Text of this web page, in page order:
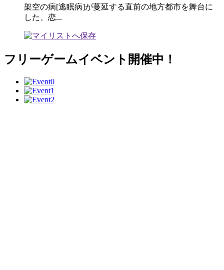
架空の病[逃眠病]が蔓延する直前の地方都市を舞台に
した、恋...
フリーゲームイベント開催中！